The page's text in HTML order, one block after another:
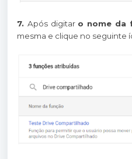
7. Após digitar o nome da
mesma e clique no seguinte